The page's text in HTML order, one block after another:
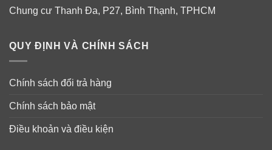
–Không dùng cho trẻ dưới 12 tuổi. Không sử dụng
được sử dụng sản phẩm này.
Chung cư Thanh Đa, P27, Bình Thạnh, TPHCM
QUY ĐỊNH VÀ CHÍNH SÁCH
Chính sách đổi trả hàng
Chính sách bảo mật
Điều khoản và điều kiện